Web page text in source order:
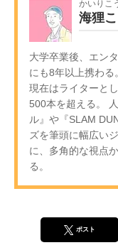
かいりこ
海狸
大学卒業後、エン
にも8年以上携わる
現在はライターと
500本を超える。
ル』や『SLAM
ズを筆頭に幅広い
に、多角的な視点
る。
ポスト